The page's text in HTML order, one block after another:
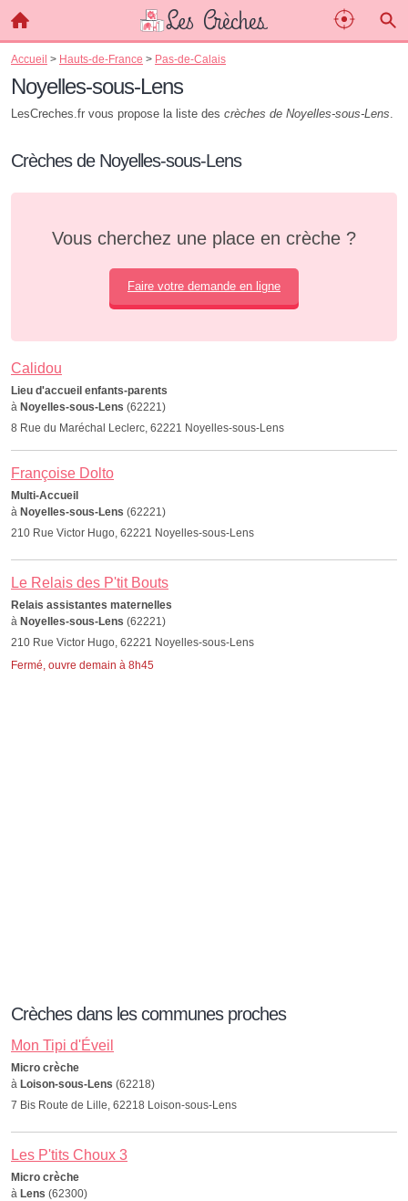
Accueil > Hauts-de-France > Pas-de-Calais
Noyelles-sous-Lens
LesCreches.fr vous propose la liste des crèches de Noyelles-sous-Lens.
Crèches de Noyelles-sous-Lens
Vous cherchez une place en crèche ?
Faire votre demande en ligne
Calidou
Lieu d'accueil enfants-parents
à Noyelles-sous-Lens (62221)
8 Rue du Maréchal Leclerc, 62221 Noyelles-sous-Lens
Françoise Dolto
Multi-Accueil
à Noyelles-sous-Lens (62221)
210 Rue Victor Hugo, 62221 Noyelles-sous-Lens
Le Relais des P'tit Bouts
Relais assistantes maternelles
à Noyelles-sous-Lens (62221)
210 Rue Victor Hugo, 62221 Noyelles-sous-Lens
Fermé, ouvre demain à 8h45
Crèches dans les communes proches
Mon Tipi d'Éveil
Micro crèche
à Loison-sous-Lens (62218)
7 Bis Route de Lille, 62218 Loison-sous-Lens
Les P'tits Choux 3
Micro crèche
à Lens (62300)